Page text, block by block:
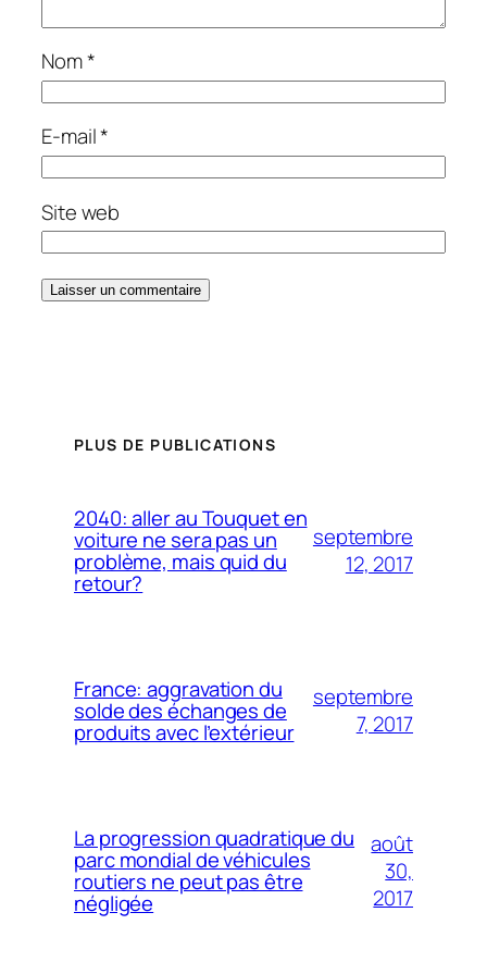
Nom*
E-mail*
Site web
PLUS DE PUBLICATIONS
2040: aller au Touquet en
voiture ne sera pas un
problème, mais quid du
retour?
septembre
12, 2017
France: aggravation du
solde des échanges de
produits avec l’extérieur
septembre
7, 2017
La progression quadratique du
parc mondial de véhicules
routiers ne peut pas être
négligée
août
30,
2017